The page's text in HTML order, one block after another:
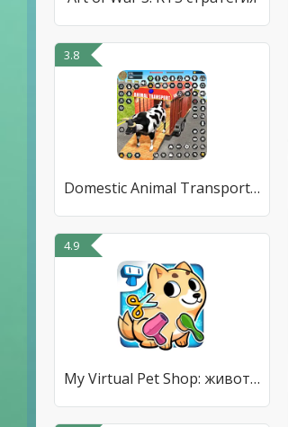
3.8
Domestic Animal Transport Game
4.9
My Virtual Pet Shop: животные